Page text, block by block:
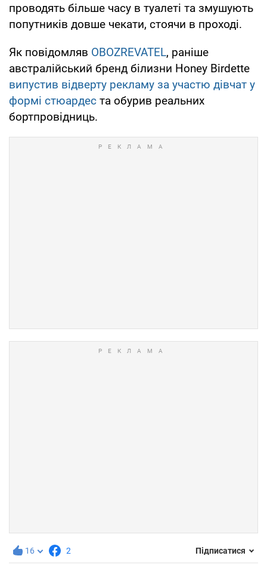
проводять більше часу в туалеті та змушують
попутників довше чекати, стоячи в проході.
Як повідомляв OBOZREVATEL, раніше
австралійський бренд білизни Honey Birdette
випустив відверту рекламу за участю дівчат у
формі стюардес та обурив реальних
бортпровідниць.
16 2 Підписатися